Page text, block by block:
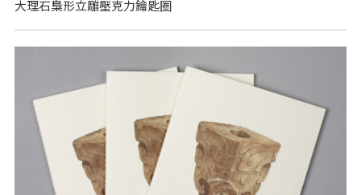
大理石梟形立雕壓克力鑰匙圈